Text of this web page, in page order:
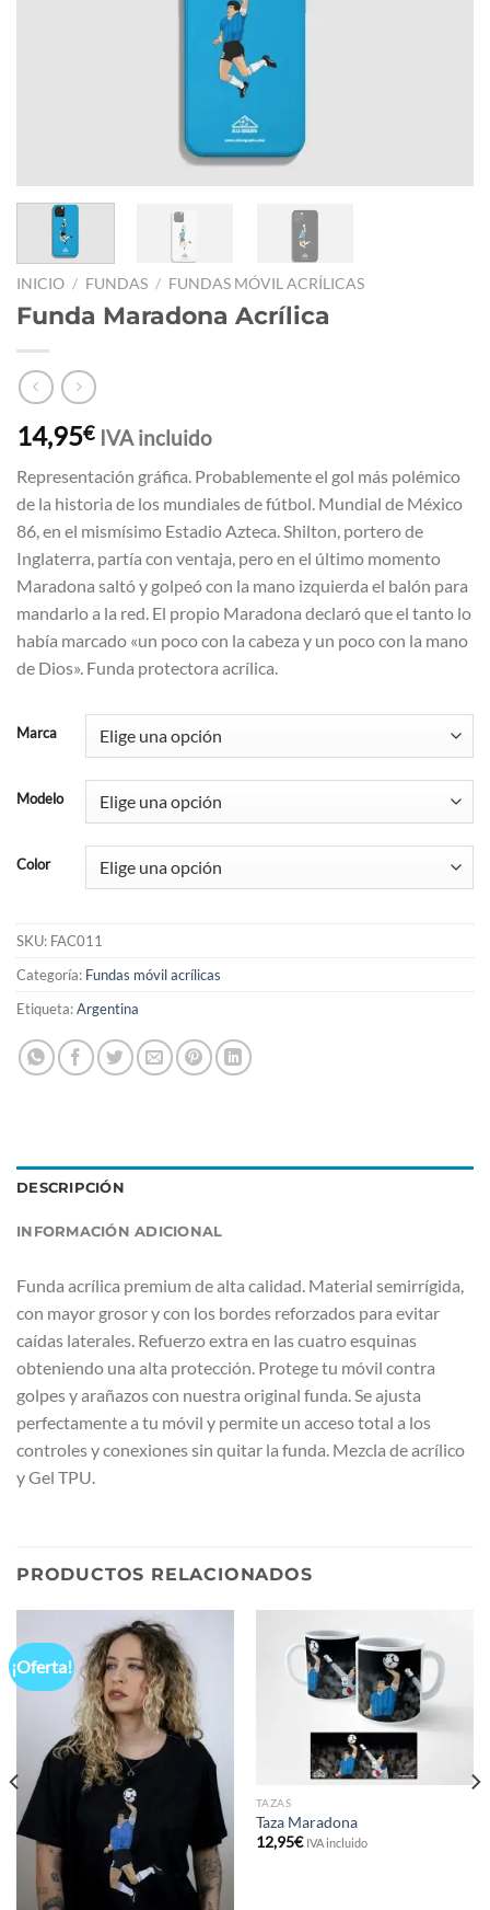
INICIO / FUNDAS / FUNDAS MÓVIL ACRÍLICAS
Funda Maradona Acrílica
14,95€ IVA incluido
Representación gráfica. Probablemente el gol más polémico
de la historia de los mundiales de fútbol. Mundial de México
86, en el mismísimo Estadio Azteca. Shilton, portero de
Inglaterra, partía con ventaja, pero en el último momento
Maradona saltó y golpeó con la mano izquierda el balón para
mandarlo a la red. El propio Maradona declaró que el tanto lo
había marcado «un poco con la cabeza y un poco con la mano
de Dios». Funda protectora acrílica.
Marca
Modelo
Color
SKU: FAC011
Categoría: Fundas móvil acrílicas
Etiqueta:Argentina
DESCRIPCIÓN
INFORMACIÓN ADICIONAL
Funda acrílica premium de alta calidad. Material semirrígida,
con mayor grosor y con los bordes reforzados para evitar
caídas laterales. Refuerzo extra en las cuatro esquinas
obteniendo una alta protección. Protege tu móvil contra
golpes y arañazos con nuestra original funda. Se ajusta
perfectamente a tu móvil y permite un acceso total a los
controles y conexiones sin quitar la funda. Mezcla de acrílico
y Gel TPU.
PRODUCTOS RELACIONADOS
¡Oferta!
TAZAS
Taza Maradona
12,95€ IVA incluido